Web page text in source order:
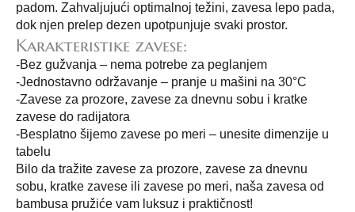
padom. Zahvaljujući optimalnoj težini, zavesa lepo pada,
dok njen prelep dezen upotpunjuje svaki prostor.
Karakteristike zavese:
-Bez gužvanja – nema potrebe za peglanjem
-Jednostavno održavanje – pranje u mašini na 30°C
-Zavese za prozore, zavese za dnevnu sobu i kratke
zavese do radijatora
-Besplatno šijemo zavese po meri – unesite dimenzije u
tabelu
Bilo da tražite zavese za prozore, zavese za dnevnu
sobu, kratke zavese ili zavese po meri, naša zavesa od
bambusa pružiće vam luksuz i praktičnost!